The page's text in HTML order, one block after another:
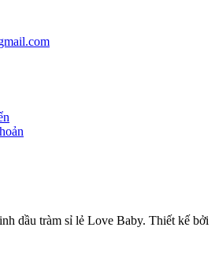
dầu tràm sỉ lẻ Love Baby. Thiết kế bởi